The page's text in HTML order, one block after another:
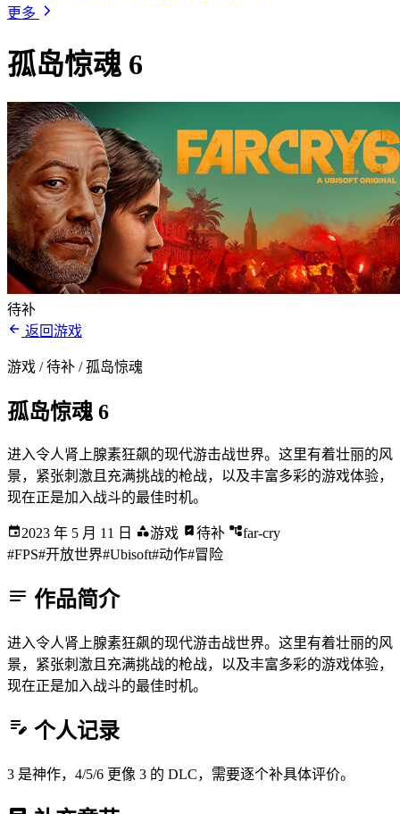
更多
孤岛惊魂 6
待补
返回游戏
游戏 / 待补 / 孤岛惊魂
孤岛惊魂 6
进入令人肾上腺素狂飙的现代游击战世界。这里有着壮丽的风
景，紧张刺激且充满挑战的枪战，以及丰富多彩的游戏体验，
现在正是加入战斗的最佳时机。
2023 年 5 月 11 日 游戏 待补
far-cry
#FPS#开放世界#Ubisoft#动作#冒险
作品简介
进入令人肾上腺素狂飙的现代游击战世界。这里有着壮丽的风
景，紧张刺激且充满挑战的枪战，以及丰富多彩的游戏体验，
现在正是加入战斗的最佳时机。
个人记录
3 是神作，4/5/6 更像 3 的 DLC，需要逐个补具体评价。